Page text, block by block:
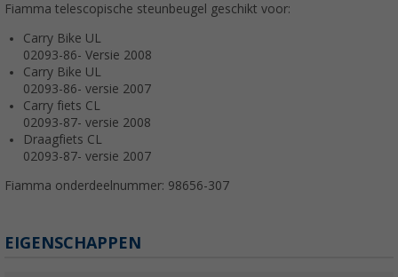
Fiamma telescopische steunbeugel geschikt voor:
Carry Bike UL
02093-86- Versie 2008
Carry Bike UL
02093-86- versie 2007
Carry fiets CL
02093-87- versie 2008
Draagfiets CL
02093-87- versie 2007
Fiamma onderdeelnummer: 98656-307
EIGENSCHAPPEN